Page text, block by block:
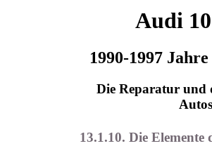
Audi
1990-1997
Die Reparatur und
Autos
13.1.10. Die Elemente